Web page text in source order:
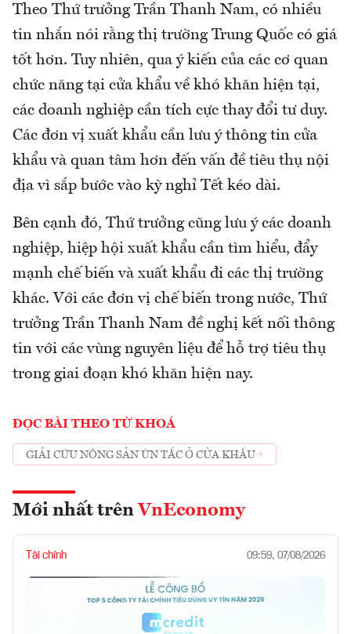
Theo Thứ trưởng Trần Thanh Nam, có nhiều
tin nhắn nói rằng thị trường Trung Quốc có giá
tốt hơn. Tuy nhiên, qua ý kiến của các cơ quan
chức năng tại cửa khẩu về khó khăn hiện tại,
các doanh nghiệp cần tích cực thay đổi tư duy.
Các đơn vị xuất khẩu cần lưu ý thông tin cửa
khẩu và quan tâm hơn đến vấn đề tiêu thụ nội
địa vì sắp bước vào kỳ nghỉ Tết kéo dài.
Bên cạnh đó, Thứ trưởng cũng lưu ý các doanh
nghiệp, hiệp hội xuất khẩu cần tìm hiểu, đẩy
mạnh chế biến và xuất khẩu đi các thị trường
khác. Với các đơn vị chế biến trong nước, Thứ
trưởng Trần Thanh Nam đề nghị kết nối thông
tin với các vùng nguyên liệu để hỗ trợ tiêu thụ
trong giai đoạn khó khăn hiện nay.
ĐỌC BÀI THEO TỪ KHOÁ
GIẢI CỨU NÔNG SẢN ÙN TẮC Ở CỬA KHẨU
Mới nhất trên VnEconomy
Tài chính 09:59, 07/08/2026